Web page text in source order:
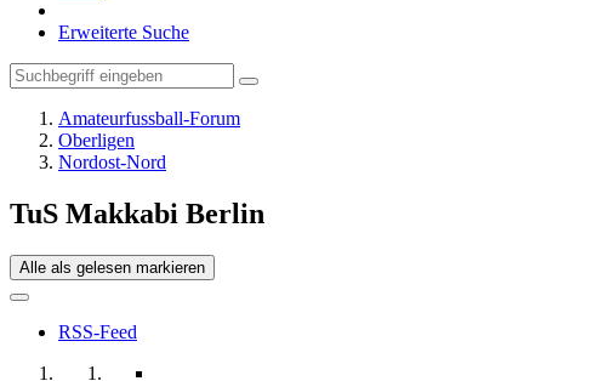
Erweiterte Suche
Amateurfussball-Forum
Oberligen
Nordost-Nord
TuS Makkabi Berlin
Alle als gelesen markieren
RSS-Feed